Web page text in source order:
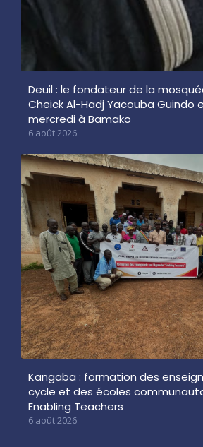
Deuil : le fondateur de la
Cheick Al-Hadj Yacouba Guindo
mercredi à Bamako
6 août 2026
Kangaba : formation des
cycle et des écoles
Enabling Teachers
6 août 2026